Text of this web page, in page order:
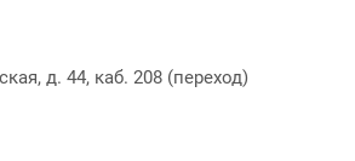
д. 44, каб. 208 (переход)